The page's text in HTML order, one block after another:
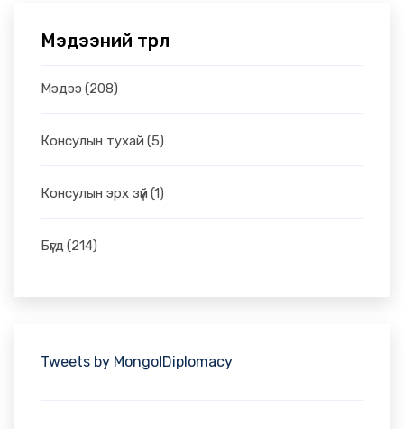
Мэдээний төрөл
Мэдээ (208)
Консулын тухай (5)
Консулын эрх зүй (1)
Бүгд (214)
Tweets by MongolDiplomacy